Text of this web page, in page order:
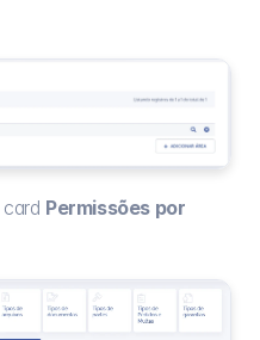
Permissões por